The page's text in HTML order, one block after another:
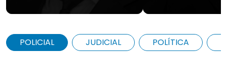
POLICIAL JUDICIAL POLÍTICA